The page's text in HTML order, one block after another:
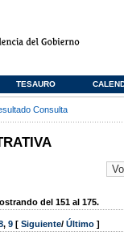
TESAURO
Consulta
del 151 al 175.
, 9 [ Siguiente/ Último ]